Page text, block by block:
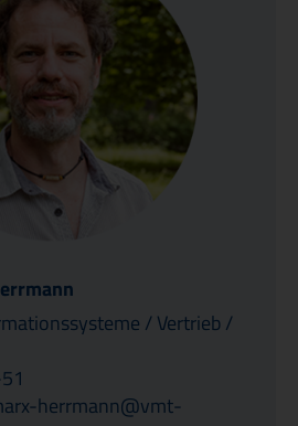
/ Vertrieb /
herrmann@vmt-